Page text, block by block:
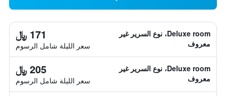
Deluxe room، نوع السرير غير
معروف
171 ﷼
سعر الليلة شامل الرسوم
Deluxe room، نوع السرير غير
معروف
205 ﷼
سعر الليلة شامل الرسوم